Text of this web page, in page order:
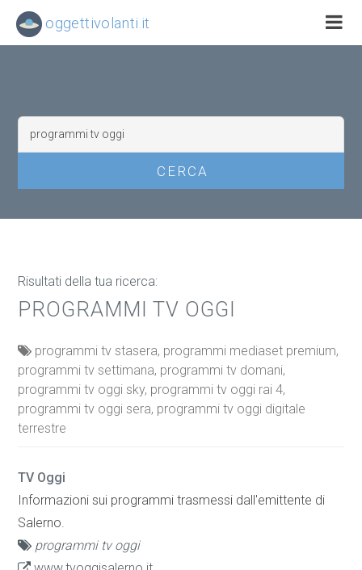
Risultati della tua ricerca:
PROGRAMMI TV OGGI
programmi tv stasera, programmi mediaset premium,
programmi tv settimana, programmi tv domani,
programmi tv oggi sky, programmi tv oggi rai 4,
programmi tv oggi sera, programmi tv oggi digitale
terrestre
TV Oggi
Informazioni sui programmi trasmessi dall'emittente di
Salerno.
programmi tv oggi
oggettivolanti.it